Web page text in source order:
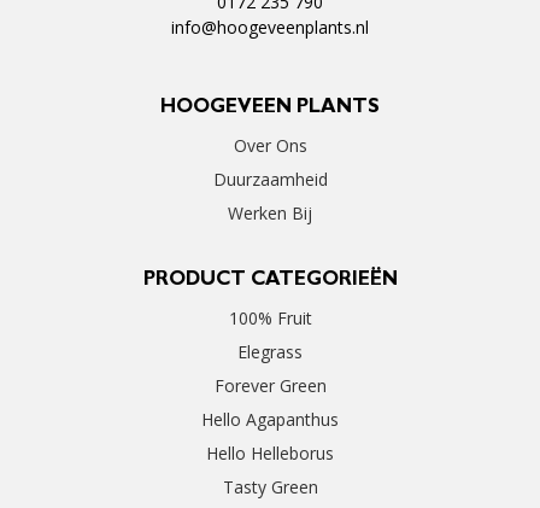
info@hoogeveenplants.nl
HOOGEVEEN PLANTS
Over Ons
Duurzaamheid
Werken Bij
PRODUCT CATEGORIEËN
100% Fruit
Elegrass
Forever Green
Hello Agapanthus
Hello Helleborus
Tasty Green